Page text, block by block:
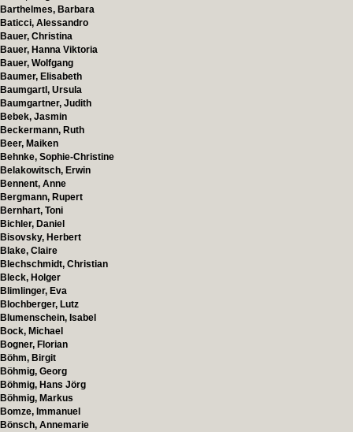
Barthelmes, Barbara
Baticci, Alessandro
Bauer, Christina
Bauer, Hanna Viktoria
Bauer, Wolfgang
Baumer, Elisabeth
Baumgartl, Ursula
Baumgartner, Judith
Bebek, Jasmin
Beckermann, Ruth
Beer, Maiken
Behnke, Sophie-Christine
Belakowitsch, Erwin
Bennent, Anne
Bergmann, Rupert
Bernhart, Toni
Bichler, Daniel
Bisovsky, Herbert
Blake, Claire
Blechschmidt, Christian
Bleck, Holger
Blimlinger, Eva
Blochberger, Lutz
Blumenschein, Isabel
Bock, Michael
Bogner, Florian
Böhm, Birgit
Böhmig, Georg
Böhmig, Hans Jörg
Böhmig, Markus
Bomze, Immanuel
Bönsch, Annemarie